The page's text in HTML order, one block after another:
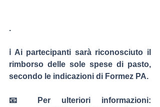
.
ℹ️ Ai partecipanti sarà riconosciuto il
rimborso delle sole spese di pasto,
secondo le indicazioni di Formez PA.